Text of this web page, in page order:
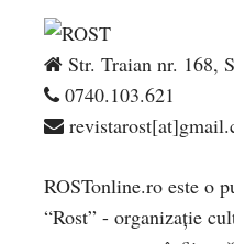
Str. Traian nr. 168,
0740.103.621
ROSTonline.ro este o
“Rost” - organizaţie